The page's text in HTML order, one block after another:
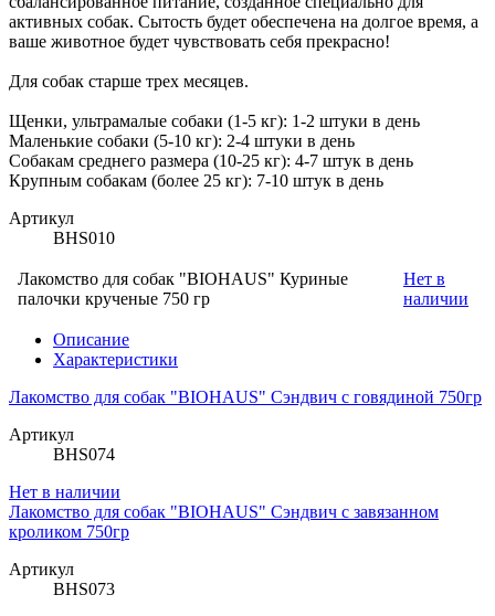
активных собак. Сытость будет обеспечена на долгое время, а
ваше животное будет чувствовать себя прекрасно!
Для собак старше трех месяцев.
Щенки, ультрамалые собаки (1-5 кг): 1-2 штуки в день
Маленькие собаки (5-10 кг): 2-4 штуки в день
Собакам среднего размера (10-25 кг): 4-7 штук в день
Крупным собакам (более 25 кг): 7-10 штук в день
Артикул
BHS010
Лакомство для собак "BIOHAUS" Куриные
палочки крученые 750 гр
Нет в
наличии
Описание
Характеристики
Лакомство для собак "BIOHAUS" Сэндвич с говядиной 750гр
Артикул
BHS074
Нет в наличии
Лакомство для собак "BIOHAUS" Сэндвич с завязанном
кроликом 750гр
Артикул
BHS073